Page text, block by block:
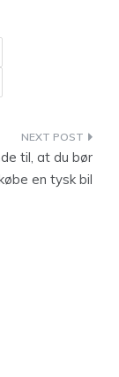
til, at du bør
en tysk bil